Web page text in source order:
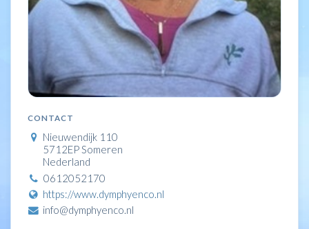
CONTACT
Nieuwendijk 110
5712EP Someren
Nederland
0612052170
https://www.dymphyenco.nl
info@dymphyenco.nl